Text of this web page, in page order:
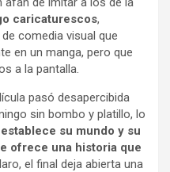
caricaturescos,
comedia visual que
en un manga, pero que
a la pantalla.
pasó desapercibida
sin bombo y platillo, lo
establece su mundo y su
ofrece una historia que
el final deja abierta una